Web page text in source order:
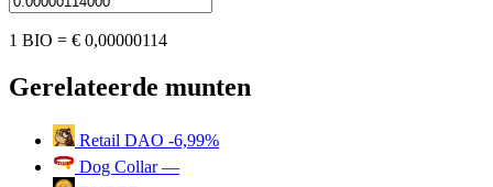
1 BIO = € 0,00000114
Gerelateerde munten
Retail DAO -6,99%
Dog Collar —